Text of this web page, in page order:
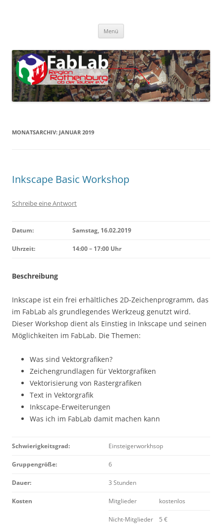
Menü
MONATSARCHIV: JANUAR 2019
Inkscape Basic Workshop
Schreibe eine Antwort
Datum: Samstag, 16.02.2019
Uhrzeit: 14:00 – 17:00 Uhr
Beschreibung
Inkscape ist ein frei erhältliches 2D-Zeichenprogramm, das
im FabLab als grundlegendes Werkzeug genutzt wird.
Dieser Workshop dient als Einstieg in Inkscape und seinen
Möglichkeiten im FabLab. Die Themen:
Was sind Vektorgrafiken?
Zeichengrundlagen für Vektorgrafiken
Vektorisierung von Rastergrafiken
Text in Vektorgrafik
Inkscape-Erweiterungen
Was ich im FabLab damit machen kann
Schwierigkeitsgrad: Einsteigerworkhsop
Gruppengröße: 6
Dauer: 3 Stunden
Kosten Mitglieder kostenlos
Nicht-Mitglieder
5 €